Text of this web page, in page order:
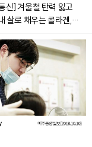
신] 겨울철 탄력 잃고
살로 채우는 콜라겐,